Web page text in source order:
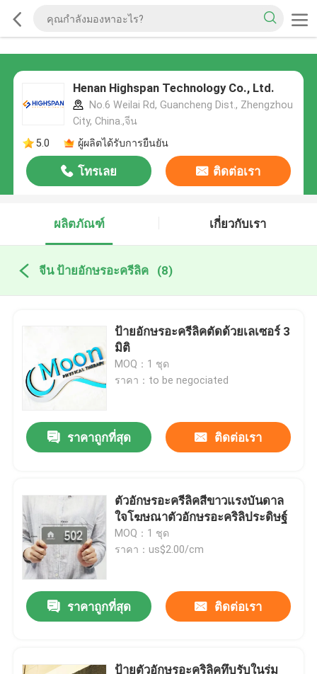
Henan Highspan Technology Co., Ltd.
No.6 Weilai Rd, Guancheng Dist., Zhengzhou
City, China.,จีน
5.0
ผู้ผลิตได้รับการยืนยัน
โทรเลย ติดต่อเรา
ผลิตภัณฑ์ เกี่ยวกับเรา
จีน ป้ายอักษรอะครีลิค (8)
ป้ายอักษรอะครีลิคตัดด้วยเลเซอร์ 3
มิติ
MOQ：1 ชุด
ราคา：to be negociated
ราคาถูกที่สุด ติดต่อเรา
ตัวอักษรอะครีลิคสีขาวแรงบันดาล
ใจโฆษณาตัวอักษรอะคริลิประดิษฐ์
MOQ：1 ชุด
ราคา：us$2.00/cm
ราคาถูกที่สุด ติดต่อเรา
ป้ายตัวอักษรอะคริลิคทึบรับในร่ม